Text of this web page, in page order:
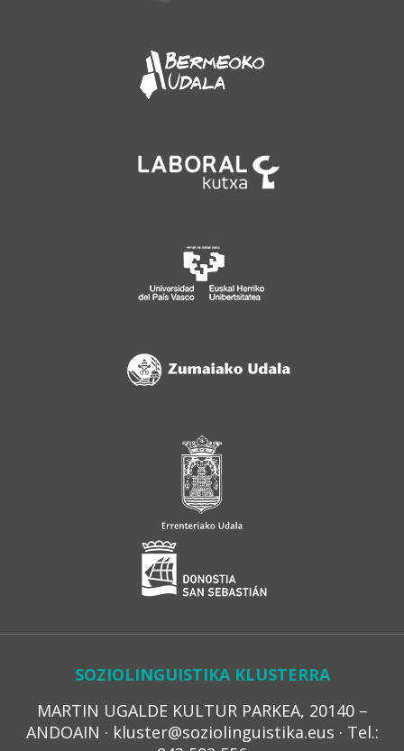
SOZIOLINGUISTIKA KLUSTERRA
MARTIN UGALDE KULTUR PARKEA, 20140 –
ANDOAIN · kluster@soziolinguistika.eus · Tel.: